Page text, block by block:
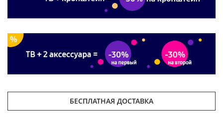
БЕСПЛАТНАЯ ДОСТАВКА